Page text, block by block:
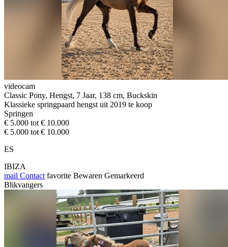
videocam
Classic Pony, Hengst, 7 Jaar, 138 cm, Buckskin
Klassieke springpaard hengst uit 2019 te koop
Springen
€ 5.000 tot € 10.000
€ 5.000 tot € 10.000
ES
IBIZA
mail Contact favorite Bewaren Gemarkeerd
Blikvangers